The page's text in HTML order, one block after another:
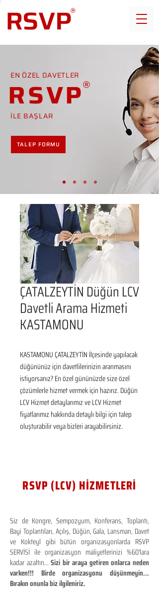
EN ÖZEL DAVETLER
RSVP
İLE BAŞLAR
TALEP FORMU
ÇATALZEYTİN Düğün LCV
Davetli Arama Hizmeti
KASTAMONU
KASTAMONU ÇATALZEYTİN İlçesinde yapılacak
düğününüz için davetlilerinizin aranmasını
istiyorsanız? En özel gününüzde size özel
çözümlerle hizmet vermek için hazırız. Düğün
LCV Hizmet detaylarımız ve LCV Hizmet
fiyatlarımız hakkında detaylı bilgi için talep
oluşturabilir veya bizleri arayabilirsiniz.
RSVP (LCV) HİZMETLERİ
Siz de Kongre, Sempozyum, Konferans, Toplantı,
Bayi Toplantıları, Açılış, Düğün, Gala, Lansman, Davet
ve Kokteyl gibi bütün organizasyonlarda RSVP
SERVİSİ ile organizasyon maliyetlerinizi %60'lara
kadar azaltın...Sizi bir araya getiren onlarca neden
varken!!! Birde organizasyonu düşünmeyin...
Bırakın onunla biz ilgileniriz.